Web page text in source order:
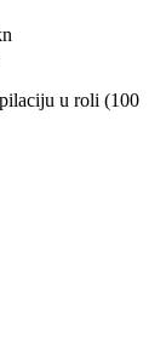
u roli (100